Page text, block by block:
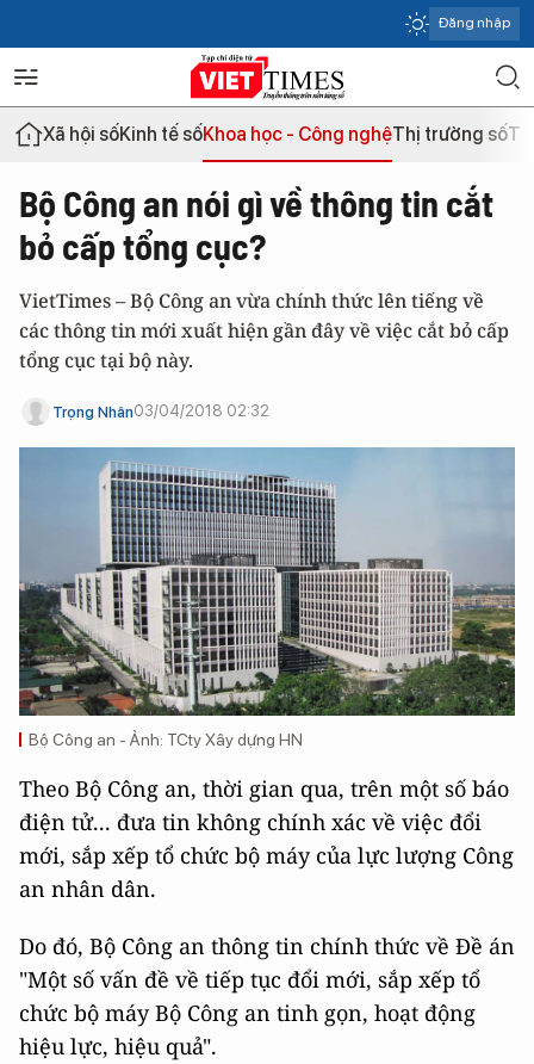
Đăng nhập
Xã hội sốKinh tế sốKhoa học - Công nghệThị trường số
Bộ Công an nói gì về thông tin cắt
bỏ cấp tổng cục?
VietTimes – Bộ Công an vừa chính thức lên tiếng về
các thông tin mới xuất hiện gần đây về việc cắt bỏ cấp
tổng cục tại bộ này.
Trọng Nhân03/04/2018 02:32
Bộ Công an - Ảnh: TCty Xây dựng HN
Theo Bộ Công an, thời gian qua, trên một số báo
điện tử... đưa tin không chính xác về việc đổi
mới, sắp xếp tổ chức bộ máy của lực lượng Công
an nhân dân.
Do đó, Bộ Công an thông tin chính thức về Đề án
"Một số vấn đề về tiếp tục đổi mới, sắp xếp tổ
chức bộ máy Bộ Công an tinh gọn, hoạt động
hiệu lực, hiệu quả".